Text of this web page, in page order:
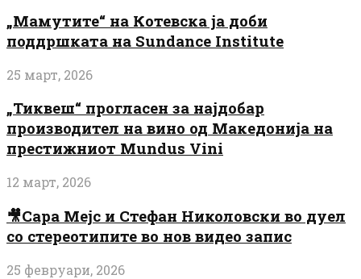
„Мамутите“ на Котевска ја доби
поддршката на Sundance Institute
25 март, 2026
„Тиквеш“ прогласен за најдобар
производител на вино од Македонија на
престижниот Mundus Vini
12 март, 2026
🎥Сара Мејс и Стефан Николовски во дуел
со стереотипите во нов видео запис
25 февруари, 2026